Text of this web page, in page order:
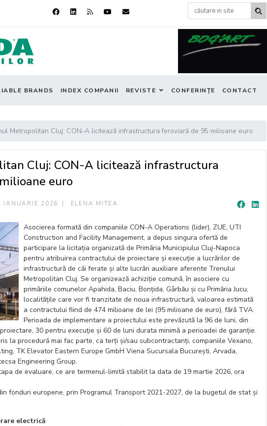
BRANDS INDEX COMPANII REVISTE CONFERINȚE CONTACT
Metropolitan Cluj: CON-A licitează infrastructura feroviară de 95 milioane euro
Cluj: CON-A licitează infrastructura
euro
IANUARIE 2026 ELENA MITEA
Asocierea formată din companiile CON-A Operations (lider), ZUE, UTI
Construction and Facility Management, a depus singura ofertă de
participare la licitația organizată de Primăria Municipiului Cluj-Napoca
pentru atribuirea contractului de proiectare și execuție a lucrărilor de
infrastructură de căi ferate și alte lucrări auxiliare aferente Trenului
Metropolitan Cluj. Se organizează achiziție comună, în asociere cu
primăriile comunelor Apahida, Baciu, Bonțida, Gârbău și cu Primăria Jucu,
localitățile care vor fi tranzitate de noua infrastructură, valoarea estimată
a contractului fiind de 474 milioane de lei (95 milioane de euro), fără TVA.
Perioada de implementare a proiectului este prevăzută la 96 de luni, din
30 pentru execuție și 60 de luni durata minimă a perioadei de garanție.
la procedură mai fac parte, ca terți și/sau subcontractanți, companiile Vexano,
TK Elevator Eastern Europe GmbH Viena Sucursala București, Arvada,
Engineering Group.
de evaluare, ce are termenul-limită stabilit la data de 19 martie 2026, ora
fonduri europene, prin Programul Transport 2021-2027, de la bugetul de stat și
electrică